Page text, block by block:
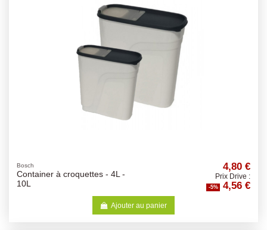
Bosch
Container à croquettes - 4L -
10L
4,80 €
Prix Drive :
-5% 4,56 €
Ajouter au panier